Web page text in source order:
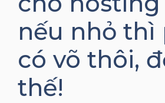
nếu nhỏ thì
có võ thôi,
thế!